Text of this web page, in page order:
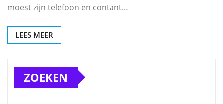
moest zijn telefoon en contant…
LEES MEER
ZOEKEN